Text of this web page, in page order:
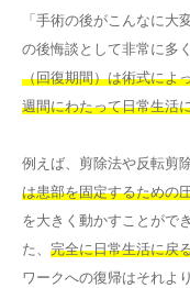
「手術の後がこんなに
の後悔談として非常に多
（回復期間）は術式によ
週間にわたって日常生活
例えば、剪除法や反転剪
は患部を固定するための
を大きく動かすことがで
た、 完全に日常生活に戻
ワークへの復帰はそれよ